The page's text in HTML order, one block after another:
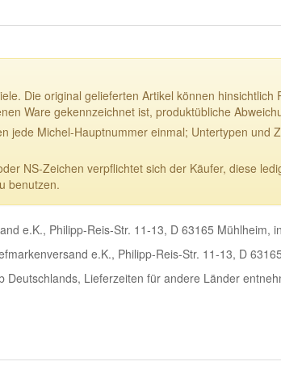
Die original gelieferten Artikel können
Ware gekennzeichnet ist, produktübliche
jede Michel-Hauptnummer einmal; Untertypen und
NS-Zeichen verpflichtet sich der Käufer, diese
benutzen.
e.K., Philipp-Reis-Str. 11-13, D 63165 Mühlheim,
e.K., Philipp-Reis-Str. 11-13, D
Deutschlands, Lieferzeiten für andere Länder